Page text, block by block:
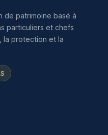
de patrimoine basé à
particuliers et chefs
la protection et la